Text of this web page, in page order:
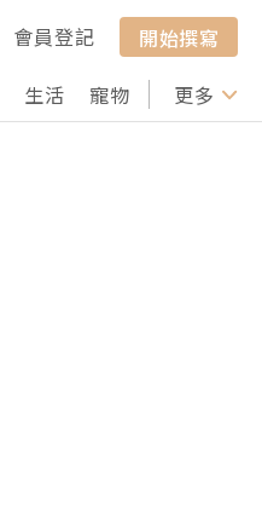
會員登記
開始撰寫
生活 寵物 行山 打卡
更多